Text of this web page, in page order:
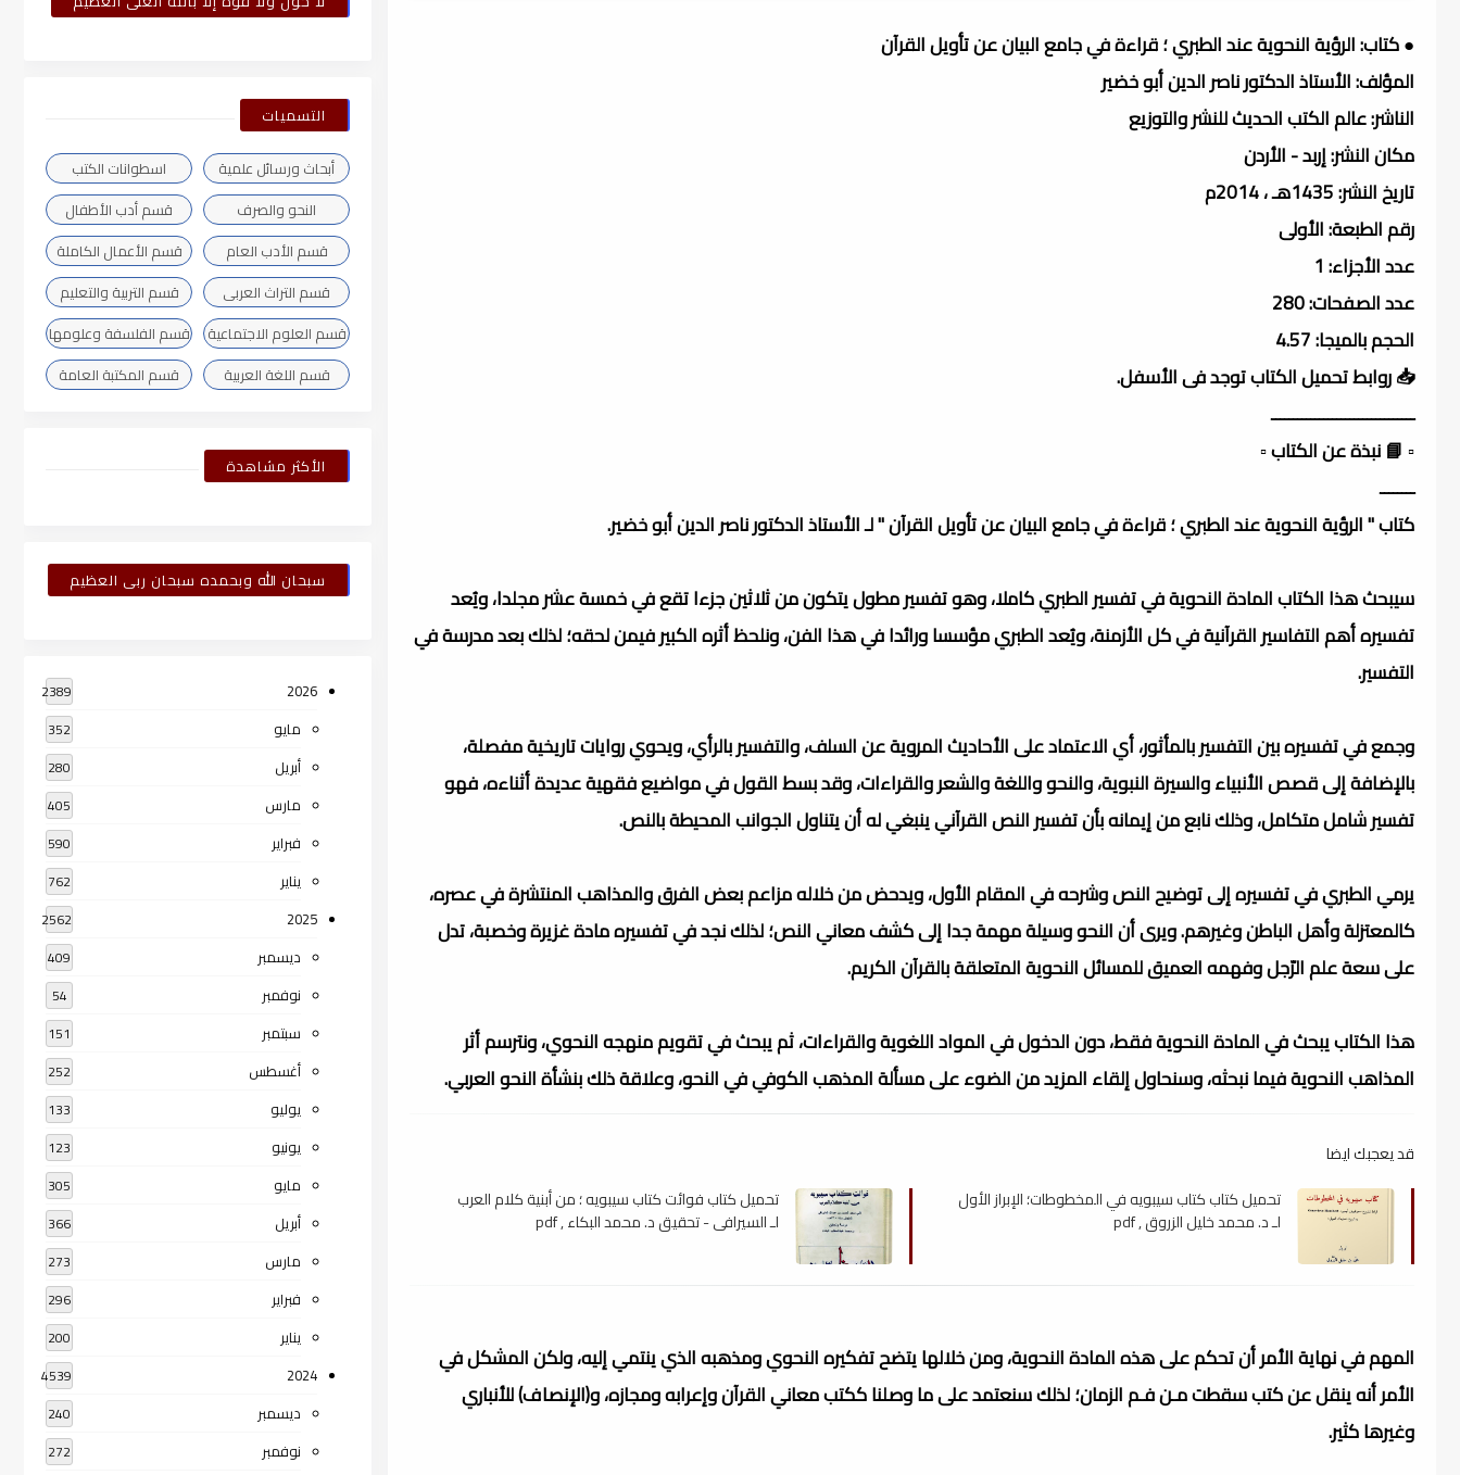
● كتاب: الرؤية النحوية عند الطبري ؛ قراءة في جامع البيان عن تأويل القرآن
المؤلف: الأستاذ الدكتور ناصر الدين أبو خضير
الناشر: عالم الكتب الحديث للنشر والتوزيع
مكان النشر: إربد - الأردن
تاريخ النشر: 1435هـ ، 2014م
رقم الطبعة: الأولى
عدد الأجزاء: 1
عدد الصفحات: 280
الحجم بالميجا: 4.57
📥 روابط تحميل الكتاب توجد فى الأسفل.
ـــــــــــــــــــــــــــــــــ
▫️ 📘 نبذة عن الكتاب ▫️
ــــــــ
كتاب " الرؤية النحوية عند الطبري ؛ قراءة في جامع البيان عن تأويل القرآن " لـ الأستاذ الدكتور ناصر الدين أبو خضير.
سيبحث هذا الكتاب المادة النحوية في تفسير الطبري كاملا، وهو تفسير مطول يتكون من ثلاثين جزءا تقع في خمسة عشر مجلدا، ويُعد
تفسيره أهم التفاسير القرآنية في كل الأزمنة، ويُعد الطبري مؤسسا ورائدا في هذا الفن، ونلحظ أثره الكبير فيمن لحقه؛ لذلك بعد مدرسة في
التفسير.
وجمع في تفسيره بين التفسير بالمأثور، أي الاعتماد على الأحاديث المروية عن السلف، والتفسير بالرأي، ويحوي روايات تاريخية مفصلة،
بالإضافة إلى قصص الأنبياء والسيرة النبوية، والنحو واللغة والشعر والقراءات، وقد بسط القول في مواضيع فقهية عديدة أثناءه، فهو
تفسير شامل متكامل، وذلك نابع من إيمانه بأن تفسير النص القرآني ينبغي له أن يتناول الجوانب المحيطة بالنص.
يرمي الطبري في تفسيره إلى توضيح النص وشرحه في المقام الأول، ويدحض من خلاله مزاعم بعض الفرق والمذاهب المنتشرة في عصره،
كالمعتزلة وأهل الباطن وغيرهم. ويرى أن النحو وسيلة مهمة جدا إلى كشف معاني النص؛ لذلك نجد في تفسيره مادة غزيرة وخصبة، تدل
على سعة علم الرّجل وفهمه العميق للمسائل النحوية المتعلقة بالقرآن الكريم.
هذا الكتاب يبحث في المادة النحوية فقط، دون الدخول في المواد اللغوية والقراءات، ثم يبحث في تقويم منهجه النحوي، ونترسم أثر
المذاهب النحوية فيما نبحثه، وسنحاول إلقاء المزيد من الضوء على مسألة المذهب الكوفي في النحو، وعلاقة ذلك بنشأة النحو العربي.
قد يعجبك ايضا
تحميل كتاب كتاب سيبويه في المخطوطات؛ الإبراز الأول
لـ د. محمد خليل الزروق , pdf
تحميل كتاب فوائت كتاب سيبويه ؛ من أبنية كلام العرب
لـ السيرافي - تحقيق د. محمد البكاء , pdf
المهم في نهاية الأمر أن تحكم على هذه المادة النحوية، ومن خلالها يتضح تفكيره النحوي ومذهبه الذي ينتمي إليه، ولكن المشكل في
الأمر أنه ينقل عن كتب سقطت مـن فـم الزمان؛ لذلك سنعتمد على ما وصلنا ككتب معاني القرآن وإعرابه ومجازه، و(الإنصاف) للأنباري
وغيرها كثير.
التسميات
أبحاث ورسائل علمية
اسطوانات الكتب
النحو والصرف
قسم أدب الأطفال
قسم الأدب العام
قسم الأعمال الكاملة
قسم التراث العربى
قسم التربية والتعليم
قسم العلوم الاجتماعية
قسم الفلسفة وعلومها
قسم اللغة العربية
قسم المكتبة العامة
الأكثر مشاهدة
سبحان الله وبحمده سبحان ربى العظيم
2026
2389
مايو 352
أبريل 280
مارس 405
فبراير 590
يناير 762
2025
2562
ديسمبر 409
نوفمبر 54
سبتمبر 151
أغسطس 252
يوليو 133
يونيو 123
مايو 305
أبريل 366
مارس 273
فبراير 296
يناير 200
2024
4539
ديسمبر 240
نوفمبر 272